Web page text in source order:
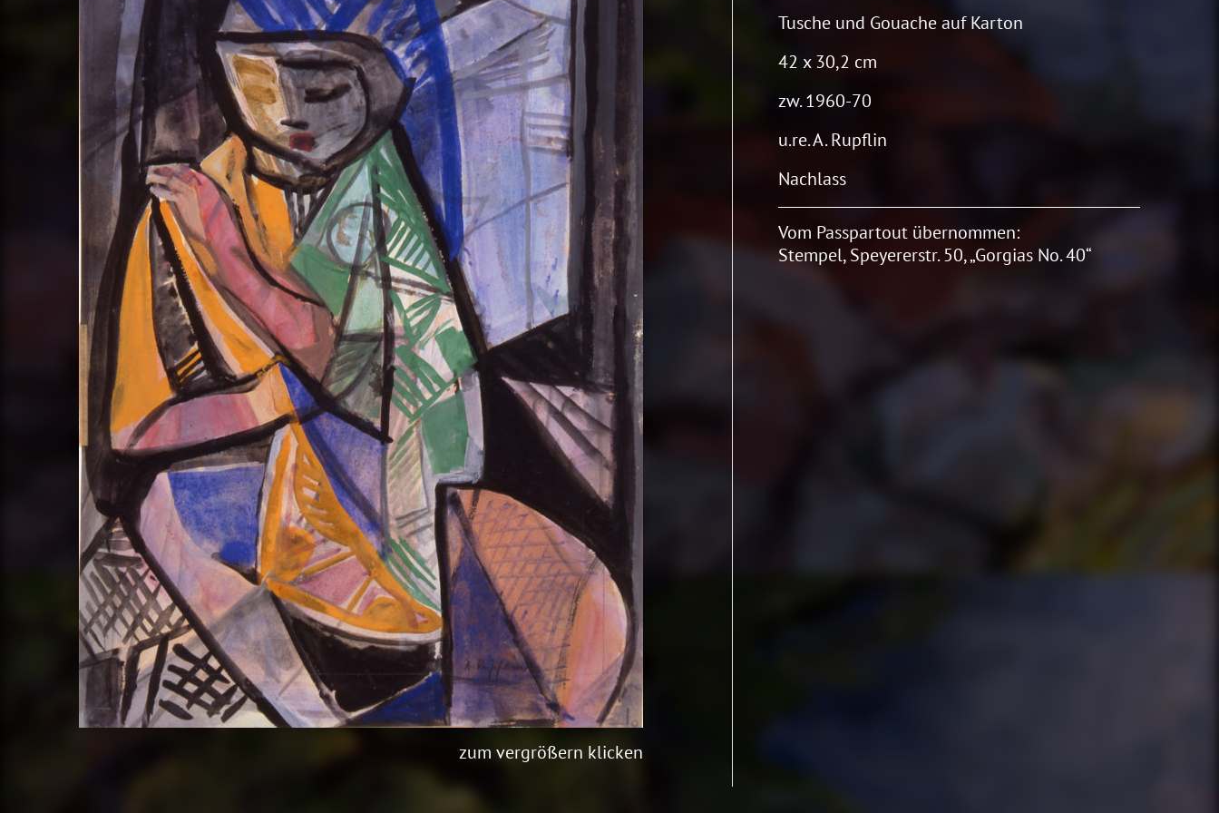
zum vergrößern klicken
Tusche und Gouache auf Karton
42 x 30,2 cm
zw. 1960-70
u.re. A. Rupflin
Nachlass
Vom Passpartout übernommen:
Stempel, Speyererstr. 50, „Gorgias No. 40“